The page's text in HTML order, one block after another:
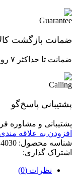
ضمانت بازگشت
ضمانت تا حداکثر ۷ روز
پشتیبانی پاسخ‌گو
پشتیبانی و مشاوره
افزودن به علاقه مندی
شناسه محصول:
اشتراک گذاری:
نظرات (0)